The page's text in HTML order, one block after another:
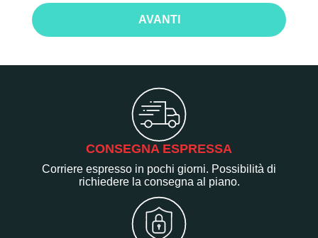
AVANTI
CONSEGNA ESPRESSA
Corriere espresso in pochi giorni. Possibilità di
richiedere la consegna al piano.